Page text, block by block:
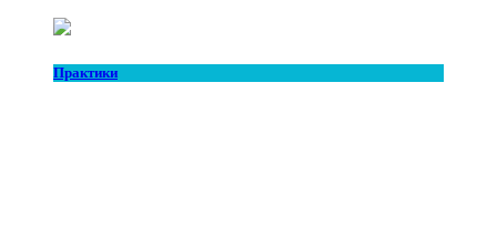
Практики